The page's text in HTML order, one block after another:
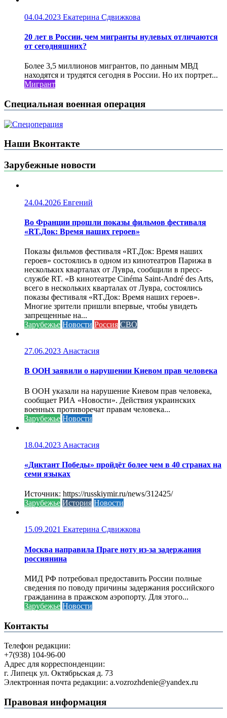
04.04.2023 Екатерина Сдвижкова
20 лет в России, чем мигранты нулевых отличаются
от сегодняшних?
Более 3,5 миллионов мигрантов, по данным МВД
находятся и трудятся сегодня в России. Но их портрет...
Мигрант
Специальная военная операция
Наши Вконтакте
Зарубежные новости
24.04.2026 Евгений
Во Франции прошли показы фильмов фестиваля
«RT.Док: Время наших героев»
Показы фильмов фестиваля «RT.Док: Время наших
героев» состоялись в одном из кинотеатров Парижа в
нескольких кварталах от Лувра, сообщили в пресс-
службе RT. «В кинотеатре Cinéma Saint-André des Arts,
всего в нескольких кварталах от Лувра, состоялись
показы фестиваля «RT.Док: Время наших героев».
Многие зрители пришли впервые, чтобы увидеть
запрещенные на...
Зарубежье Новости Россия СВО
27.06.2023 Анастасия
В ООН заявили о нарушении Киевом прав человека
В ООН указали на нарушение Киевом прав человека,
сообщает РИА «Новости». Действия украинских
военных противоречат правам человека...
Зарубежье Новости
18.04.2023 Анастасия
«Диктант Победы» пройдёт более чем в 40 странах на
семи языках
Источник: https://russkiymir.ru/news/312425/
Зарубежье История Новости
15.09.2021 Екатерина Сдвижкова
Москва направила Праге ноту из-за задержания
россиянина
МИД РФ потребовал предоставить России полные
сведения по поводу причины задержания российского
гражданина в пражском аэропорту. Для этого...
Зарубежье Новости
Контакты
Телефон редакции:
+7(938) 104-96-00
Адрес для корреспонденции:
г. Липецк ул. Октябрьская д. 73
Электронная почта редакции: a.vozrozhdenie@yandex.ru
Правовая информация